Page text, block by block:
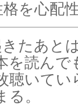
を心配
たあと
を読んで
聴いて
。